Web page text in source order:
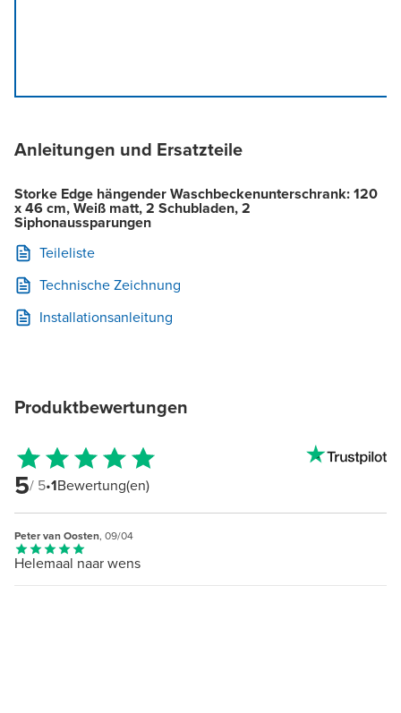
Anleitungen und Ersatzteile
Storke Edge hängender Waschbeckenunterschrank: 120
x 46 cm, Weiß matt, 2 Schubladen, 2
Siphonaussparungen
Teileliste
Technische Zeichnung
Installationsanleitung
Produktbewertungen
5/ 5•1Bewertung(en)
Peter van Oosten, 09/04
Helemaal naar wens